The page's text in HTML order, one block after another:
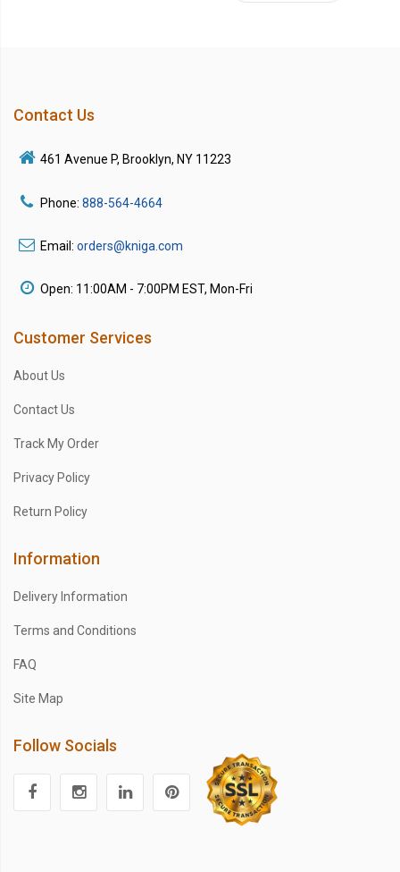
Contact Us
461 Avenue P, Brooklyn, NY 11223
Phone: 888-564-4664
Email: orders@kniga.com
Open: 11:00AM - 7:00PM EST, Mon-Fri
Customer Services
About Us
Contact Us
Track My Order
Privacy Policy
Return Policy
Information
Delivery Information
Terms and Conditions
FAQ
Site Map
Follow Socials